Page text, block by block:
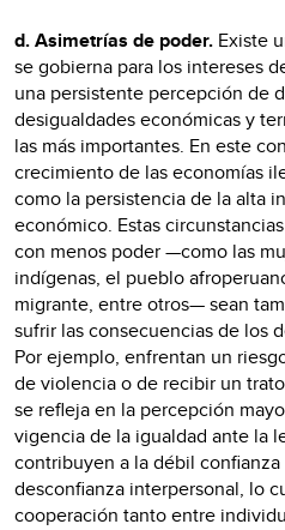
d. Asimetrías de poder. Existe
se gobierna para los intereses
una persistente percepción de
desigualdades económicas y
las más importantes. En este
crecimiento de las economías
como la persistencia de la alta
económico. Estas
con menos poder —como las
indígenas, el pueblo
migrante, entre otros— sean
sufrir las consecuencias de los
Por ejemplo, enfrentan un
de violencia o de recibir un
se refleja en la percepción
vigencia de la igualdad ante la
contribuyen a la débil
desconfianza interpersonal, lo
cooperación tanto entre